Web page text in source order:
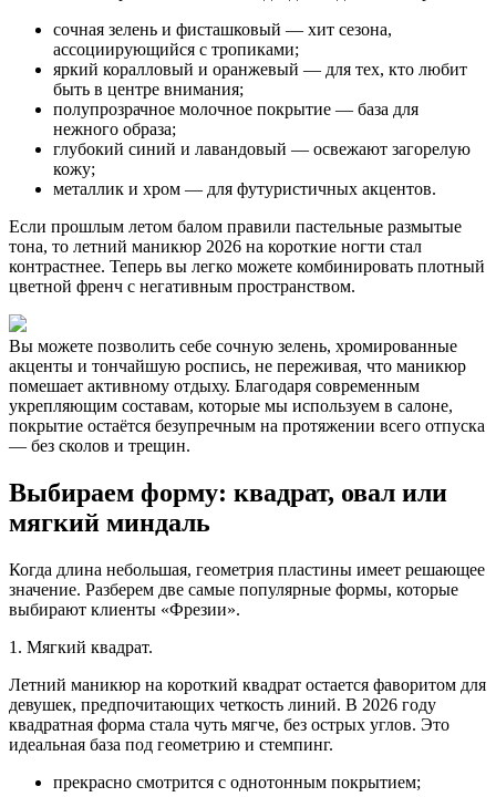
сочная зелень и фисташковый — хит сезона,
ассоциирующийся с тропиками;
яркий коралловый и оранжевый — для тех, кто любит
быть в центре внимания;
полупрозрачное молочное покрытие — база для
нежного образа;
глубокий синий и лавандовый — освежают загорелую
кожу;
металлик и хром — для футуристичных акцентов.
Если прошлым летом балом правили пастельные размытые
тона, то летний маникюр 2026 на короткие ногти стал
контрастнее. Теперь вы легко можете комбинировать плотный
цветной френч с негативным пространством.
Вы можете позволить себе сочную зелень, хромированные
акценты и тончайшую роспись, не переживая, что маникюр
помешает активному отдыху. Благодаря современным
укрепляющим составам, которые мы используем в салоне,
покрытие остаётся безупречным на протяжении всего отпуска
— без сколов и трещин.
Выбираем форму: квадрат, овал или
мягкий миндаль
Когда длина небольшая, геометрия пластины имеет решающее
значение. Разберем две самые популярные формы, которые
выбирают клиенты «Фрезии».
1. Мягкий квадрат.
Летний маникюр на короткий квадрат остается фаворитом для
девушек, предпочитающих четкость линий. В 2026 году
квадратная форма стала чуть мягче, без острых углов. Это
идеальная база под геометрию и стемпинг.
прекрасно смотрится с однотонным покрытием;